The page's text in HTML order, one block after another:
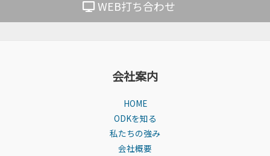
WEB打ち合わせ
会社案内
HOME
ODKを知る
私たちの強み
会社概要